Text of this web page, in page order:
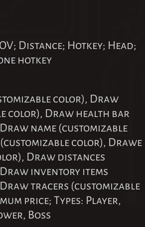
Distance; Hotkey; Head;
hotkey
color), Draw
color), Draw health bar
name (customizable
color), Drawe
Draw distances
inventory items
tracers (customizable
price; Types: Player,
Boss